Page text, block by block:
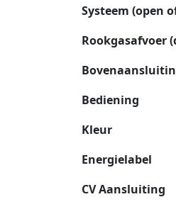
Systeem (open
Rookgasafvoer
Bediening
Kleur
Energielabel
CV Aansluiting